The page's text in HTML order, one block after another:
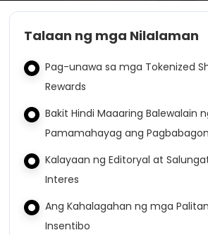
Talaan ng mga Nilalaman
Pag-unawa sa mga Tokenized
Rewards
Bakit Hindi Maaaring Balewalain
Pamamahayag ang
Kalayaan ng Editoryal at
Interes
Ang Kahalagahan ng mga
Insentibo